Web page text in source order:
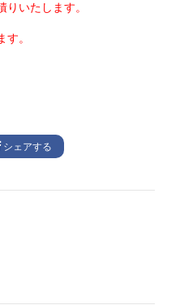
いたします。
。
シェアする